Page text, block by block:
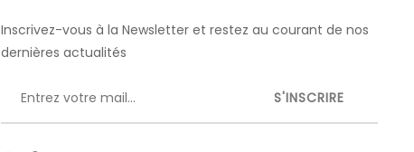
Inscrivez-vous à la Newsletter et restez au courant de nos
dernières actualités